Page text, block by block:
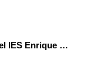
El Gabinete de Física del IES Enrique Tierno Galván de Parla (Curso 25-26)